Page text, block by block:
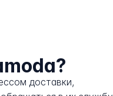
доставки,